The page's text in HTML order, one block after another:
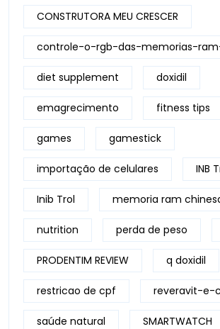
CONSTRUTORA MEU CRESCER
controle-o-rgb-das-memorias-
diet supplement doxidil
emagrecimento fitness tips
games gamestick
importação de celulares INB
Inib Trol memoria ram
nutrition perda de peso
PRODENTIM REVIEW q doxidil
restricao de cpf reveravit-e-
saúde natural SMARTWATCH